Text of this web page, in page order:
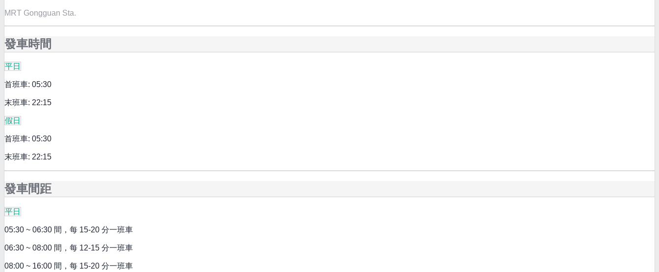
MRT Gongguan Sta.
發車時間
平日
首班車: 05:30
末班車: 22:15
假日
首班車: 05:30
末班車: 22:15
發車間距
平日
05:30 ~ 06:30 間，每 15-20 分一班車
06:30 ~ 08:00 間，每 12-15 分一班車
08:00 ~ 16:00 間，每 15-20 分一班車